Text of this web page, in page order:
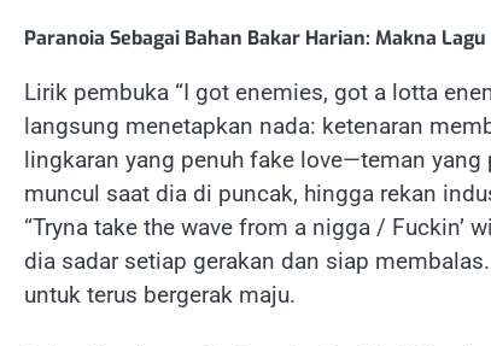
Paranoia Sebagai Bahan Bakar Harian: Makna
Lirik pembuka “I got enemies, got a lotta
langsung menetapkan nada: ketenaran
lingkaran yang penuh fake love—teman
muncul saat dia di puncak, hingga rekan
“Tryna take the wave from a nigga / Fuckin’
dia sadar setiap gerakan dan siap
untuk terus bergerak maju.